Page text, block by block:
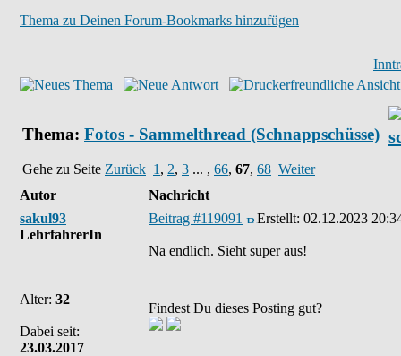
Thema zu Deinen Forum-Bookmarks hinzufügen
Thema: Fotos - Sammelthread (Schnappschüsse)
Gehe zu Seite Zurück 1 , 2, 3 ... , 66, 67, 68 Weiter
Autor
Nachricht
sakul93
LehrfahrerIn
Alter: 32
Dabei seit:
23.03.2017
Beitrag #119091 Erstellt: 02.12.2023
Na endlich. Sieht super aus!
Findest Du dieses Posting gut?